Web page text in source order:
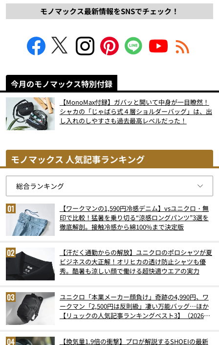
モノマックス最新情報をSNSでチェック！
今月のモノマックス特別付録
【MonoMax付録】ガバッと開いて中身が一目瞭然！
シャカの「じゃばら式４層ショルダーバッグ」は、出
し入れのしやすさも過去最高レベルだった！
モノマックス 人気記事ランキング
【ワークマンの1,590円冷感デニム】vsユニクロ・無
印で比較！猛暑を乗り切る“涼感ロングパンツ”3選を
徹底解剖。接触冷感から綿100%まで決定版
【汗だく通勤からの解放】ユニクロのポロシャツが夏
ビジネスの大正解！オリヒカの透け防止シャツも優
秀。酷暑も涼しい顔で働ける超快適ウエアの実力
ユニクロ「本業メーカー顔負け」奇跡の4,990円、ワ
ークマン「2,500円は反則級」凄い万能バッグ…ほか
【リュックの人気記事ランキングベスト3】（2026年
【換気量1.9倍の衝撃】プロが解説するSHOEIの最新